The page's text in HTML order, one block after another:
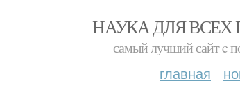
НАУКА ДЛЯ
самый лучший сайт c
главная